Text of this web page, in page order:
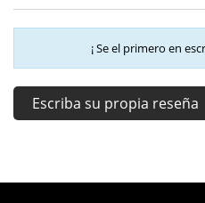
¡ Se el primero en
Escriba su propia reseña